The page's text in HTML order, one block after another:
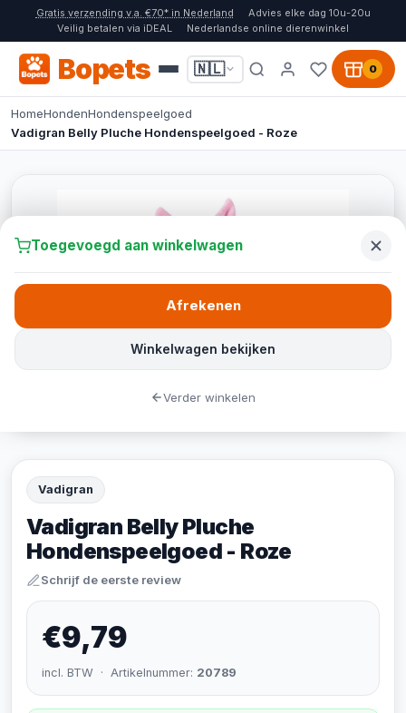
Gratis verzending v.a. €70* in Nederland
Advies elke dag 10u-20u
Veilig betalen via iDEAL
Nederlandse online dierenwinkel
Bopets 🇳🇱 0
HomeHondenHondenspeelgoed
Vadigran Belly Pluche Hondenspeelgoed - Roze
Vadigran
Vadigran Belly Pluche
Hondenspeelgoed - Roze
Schrijf de eerste review
€9,79
incl. BTW · Artikelnummer: 20789
Toegevoegd aan winkelwagen
Winkelwagen bekijken
Afrekenen
Verder winkelen